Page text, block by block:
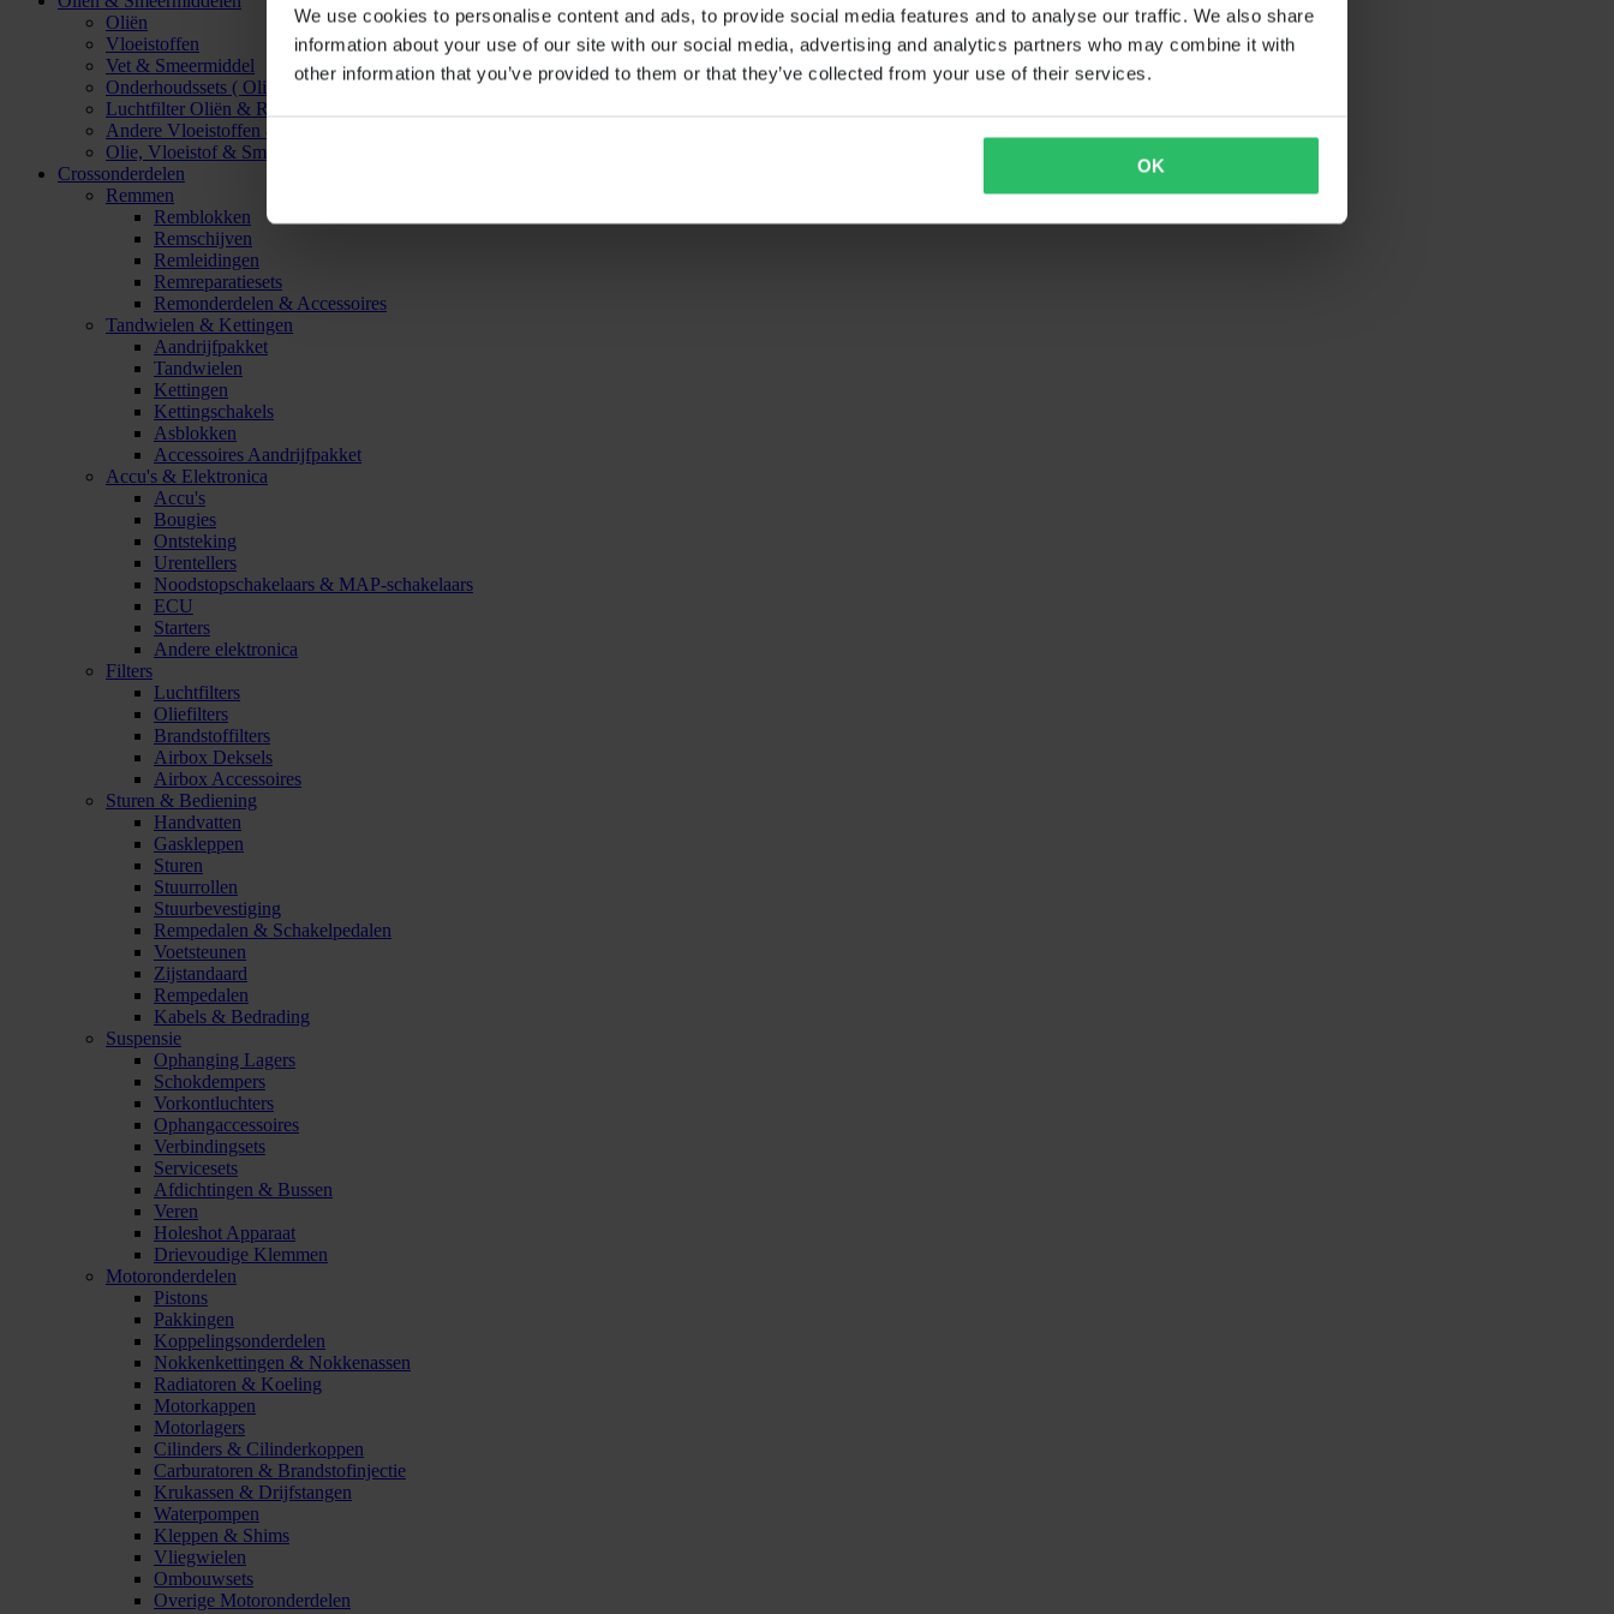
We use cookies to personalise content and ads, to provide social media features and to analyse our traffic. We also share
information about your use of our site with our social media, advertising and analytics partners who may combine it with
other information that you’ve provided to them or that they’ve collected from your use of their services.
OK
Oliën
Vloeistoffen
Vet & Smeermiddel
Onderhoudssets ( Olie & Filter)
Luchtfilter Oliën & Reinigers
Andere Vloeistoffen & Smeermiddelen
Olie, Vloeistof & Smeermiddel Accessoires
Crossonderdelen
Remmen
Remblokken
Remschijven
Remleidingen
Remreparatiesets
Remonderdelen & Accessoires
Tandwielen & Kettingen
Aandrijfpakket
Tandwielen
Kettingen
Kettingschakels
Asblokken
Accessoires Aandrijfpakket
Accu's & Elektronica
Accu's
Bougies
Ontsteking
Urentellers
Noodstopschakelaars & MAP-schakelaars
ECU
Starters
Andere elektronica
Filters
Luchtfilters
Oliefilters
Brandstoffilters
Airbox Deksels
Airbox Accessoires
Sturen & Bediening
Handvatten
Gaskleppen
Sturen
Stuurrollen
Stuurbevestiging
Rempedalen & Schakelpedalen
Voetsteunen
Zijstandaard
Rempedalen
Kabels & Bedrading
Suspensie
Ophanging Lagers
Schokdempers
Vorkontluchters
Ophangaccessoires
Verbindingsets
Servicesets
Afdichtingen & Bussen
Veren
Holeshot Apparaat
Drievoudige Klemmen
Motoronderdelen
Pistons
Pakkingen
Koppelingsonderdelen
Nokkenkettingen & Nokkenassen
Radiatoren & Koeling
Motorkappen
Motorlagers
Cilinders & Cilinderkoppen
Carburatoren & Brandstofinjectie
Krukassen & Drijfstangen
Waterpompen
Kleppen & Shims
Vliegwielen
Ombouwsets
Overige Motoronderdelen